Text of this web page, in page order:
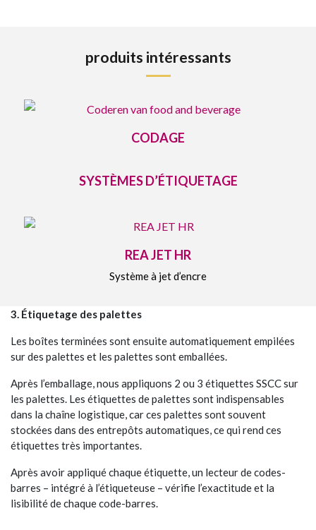
produits intéressants
CODAGE
SYSTÈMES D’ÉTIQUETAGE
REA JET HR
Système à jet d’encre
3. Étiquetage des palettes
Les boîtes terminées sont ensuite automatiquement empilées
sur des palettes et les palettes sont emballées.
Après l’emballage, nous appliquons 2 ou 3 étiquettes SSCC sur
les palettes. Les étiquettes de palettes sont indispensables
dans la chaîne logistique, car ces palettes sont souvent
stockées dans des entrepôts automatiques, ce qui rend ces
étiquettes très importantes.
Après avoir appliqué chaque étiquette, un lecteur de codes-
barres – intégré à l’étiqueteuse – vérifie l’exactitude et la
lisibilité de chaque code-barres.